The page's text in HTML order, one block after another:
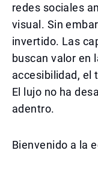
redes sociales
visual. Sin
invertido. Las
buscan valor en
accesibilidad, el
El lujo no ha
adentro.
Bienvenido a la